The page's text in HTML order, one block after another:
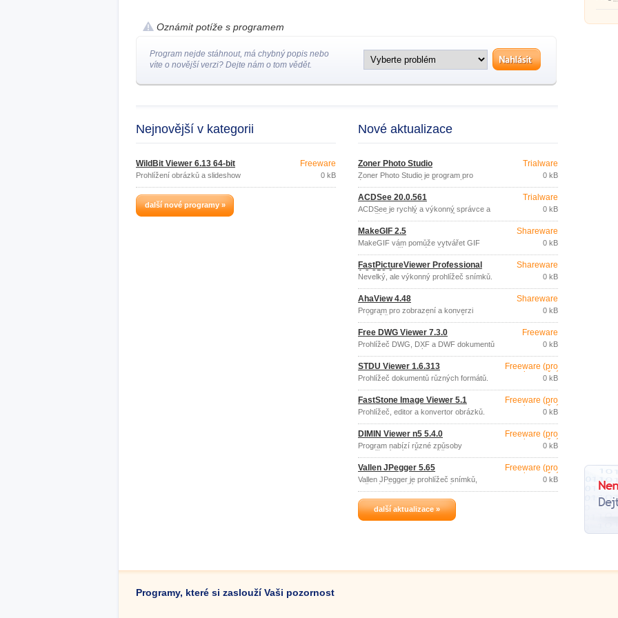
Oznámit potíže s programem
Program nejde stáhnout, má chybný popis nebo
víte o novější verzi? Dejte nám o tom vědět.
Nejnovější v kategorii
WildBit Viewer 6.13 64-bit
Prohlížení obrázků a slideshow
Freeware
0 kB
další nové programy »
Nové aktualizace
Zoner Photo Studio
Zoner Photo Studio je program pro
úpravu fotek a obrázků vhodný pro
začátečníky ale i pokročilejší a
náročnější uživatele od české
společnosti Zoner. S tímto programem
můžete fotky nejen upravovat, ale
získáte i editaci, správu a možnost sdílet
fotografie.
Trialware
0 kB
ACDSee 20.0.561
ACDSee je rychlý a výkonný správce a
prohlížeč grafických souborů.
Trialware
0 kB
MakeGIF 2.5
MakeGIF vám pomůže vytvářet GIF
soubory z příkazového řádku v
dávkovém režimu ze snímků formátu
BMP, JPEG (JPG), GIF, ICO, PSD,
PNG, TGA, PCX, WMF, EMF.
Shareware
0 kB
FastPictureViewer Professional
1.9.358.0
Nevelký, ale výkonný prohlížeč snímků.
Shareware
0 kB
AhaView 4.48
Program pro zobrazení a konverzi
snímků řady grafických formátů (JPEG,
GIF, PNG, BMP, ICO, CUR, ANI, WBMP,
XPM, XBM, TGA).
Shareware
0 kB
Free DWG Viewer 7.3.0
Prohlížeč DWG, DXF a DWF dokumentů
spolu s doprovodnými Xref soubory.
Freeware
0 kB
STDU Viewer 1.6.313
Prohlížeč dokumentů různých formátů.
Freeware (pro
nekomerční
účely)
0 kB
FastStone Image Viewer 5.1
Prohlížeč, editor a konvertor obrázků.
Freeware (pro
nekomerční
účely)
0 kB
DIMIN Viewer n5 5.4.0
Program nabízí různé způsoby
prohlížení snímků, umožňuje tvorbu
prezentací, úpravu velikosti, rotaci,
aplikaci různých grafických filtrů a
efektů, tisk, podporuje dávkovou úpravu
velikosti a barevné hloubky apod.
Freeware (pro
nekomerční
účely)
0 kB
Vallen JPegger 5.65
Vallen JPegger je prohlížeč snímků,
určený především k snadnému
procházení a vyhledávání ve složkách s
velkým množstvím grafických souborů.
Freeware (pro
nekomerční
účely)
0 kB
další aktualizace »
Programy, které si zaslouží Vaši pozornost